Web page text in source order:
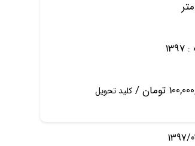
:
1397
کلید تحویل